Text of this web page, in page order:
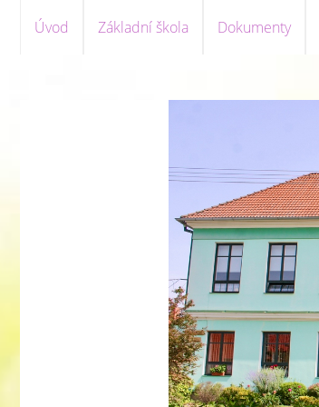
Úvod Základní škola Dokumenty